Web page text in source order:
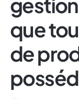
que
de